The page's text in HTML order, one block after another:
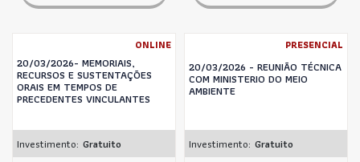
ONLINE
20/03/2026- MEMORIAIS,
RECURSOS E SUSTENTAÇÕES
ORAIS EM TEMPOS DE
PRECEDENTES VINCULANTES
Investimento: Gratuito
PRESENCIAL
20/03/2026 - REUNIÃO TÉCNICA
COM MINISTERIO DO MEIO
AMBIENTE
Investimento: Gratuito